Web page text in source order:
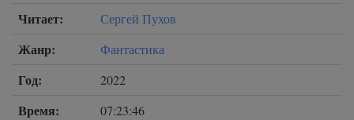
Читает: Сергей Пухов
Жанр: Фантастика
Год: 2022
Время: 07:23:46